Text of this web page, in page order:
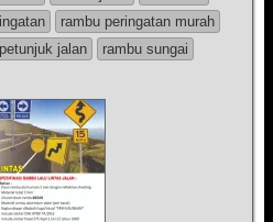
rambu peringatan murah
jalan
rambu sungai